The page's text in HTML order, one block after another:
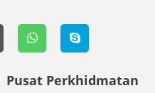
Pusat Perkhidmatan